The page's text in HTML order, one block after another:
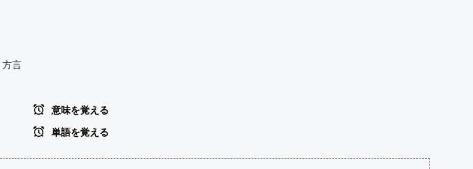
方言
意味を覚える
単語を覚える